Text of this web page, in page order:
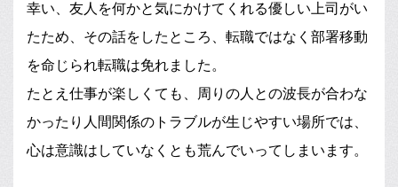
幸い、友人を何かと気にかけてくれる優しい上司がい
たため、その話をしたところ、転職ではなく部署移動
を命じられ転職は免れました。
たとえ仕事が楽しくても、周りの人との波長が合わな
かったり人間関係のトラブルが生じやすい場所では、
心は意識はしていなくとも荒んでいってしまいます。